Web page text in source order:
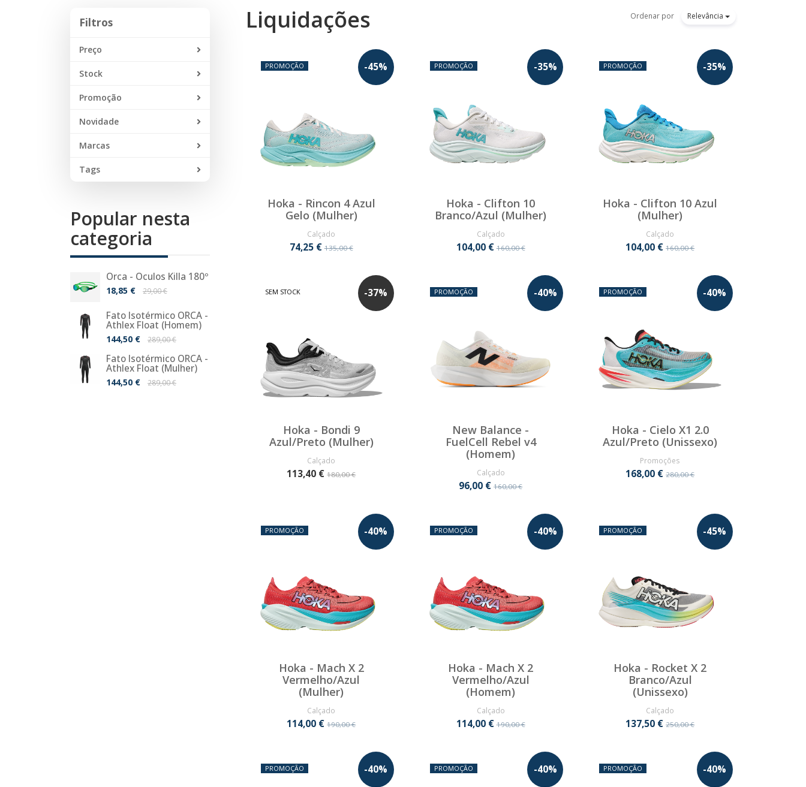
Filtros
Preço
Stock
Promoção
Novidade
Marcas
Tags
Popular nesta
categoria
Orca - Óculos Killa 180º
18,85 € 29,00 €
Fato Isotérmico ORCA -
Athlex Float (Homem)
144,50 € 289,00 €
Fato Isotérmico ORCA -
Athlex Float (Mulher)
144,50 € 289,00 €
Liquidações Ordenar por Relevância
-45%
PROMOÇÃO
Hoka - Rincon 4 Azul
Gelo (Mulher)
Calçado
74,25 €135,00 €
-35%
PROMOÇÃO
Hoka - Clifton 10
Branco/Azul (Mulher)
Calçado
104,00 €160,00 €
-35%
PROMOÇÃO
Hoka - Clifton 10 Azul
(Mulher)
Calçado
104,00 €160,00 €
-37%
SEM STOCK
Hoka - Bondi 9
Azul/Preto (Mulher)
Calçado
113,40 €180,00 €
-40%
PROMOÇÃO
New Balance -
FuelCell Rebel v4
(Homem)
Calçado
96,00 €160,00 €
-40%
PROMOÇÃO
Hoka - Cielo X1 2.0
Azul/Preto (Unissexo)
Promoções
168,00 €280,00 €
-40%
PROMOÇÃO
Hoka - Mach X 2
Vermelho/Azul
(Mulher)
Calçado
114,00 €190,00 €
-40%
PROMOÇÃO
Hoka - Mach X 2
Vermelho/Azul
(Homem)
Calçado
114,00 €190,00 €
-45%
PROMOÇÃO
Hoka - Rocket X 2
Branco/Azul
(Unissexo)
Calçado
137,50 €250,00 €
-40%
PROMOÇÃO -40%
PROMOÇÃO -40%
PROMOÇÃO